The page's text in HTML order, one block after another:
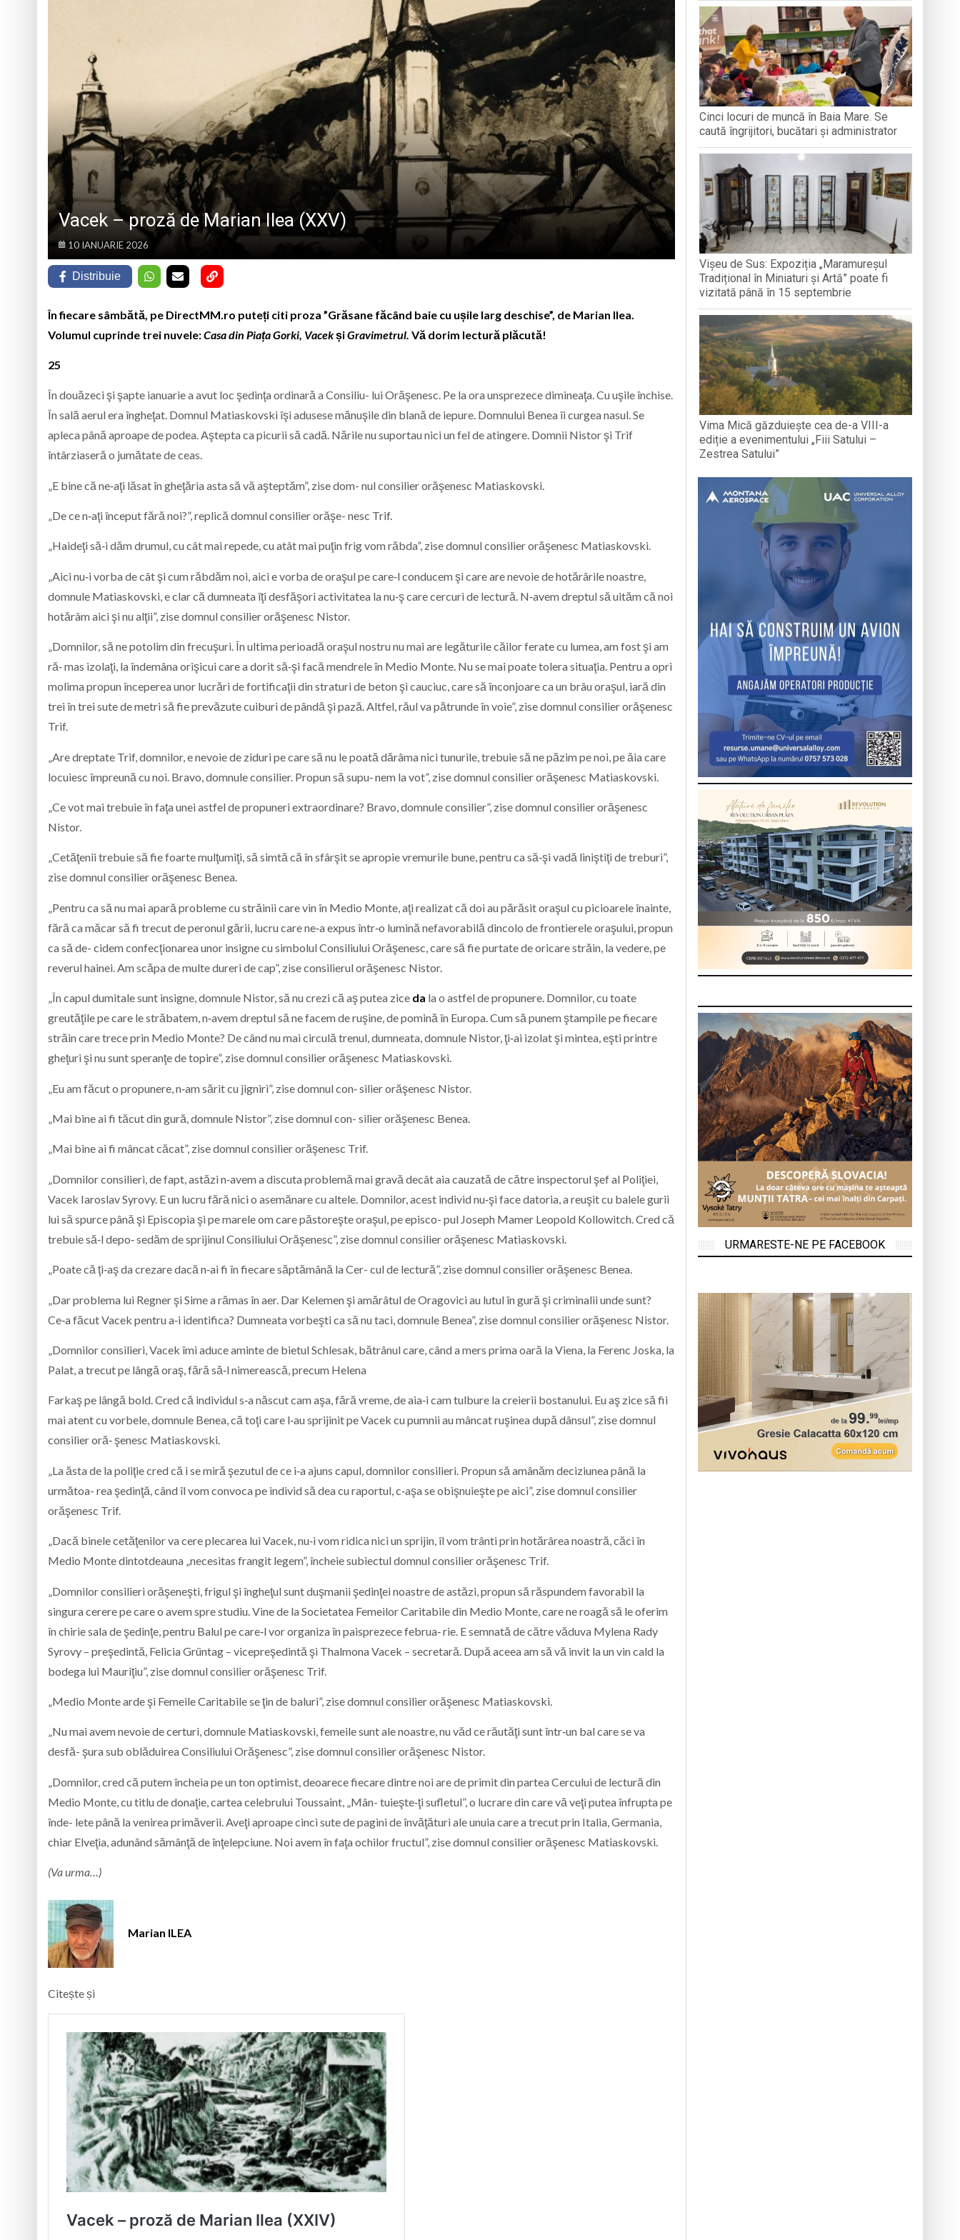
7 august 1950, s-a născut Viorel Costin „feciorul de pe Mara”
Prognoza meteo Maramureș, vineri 7 august 2026
Ansamblul Folcloric „Săliștenii” va urca pe scena Festivalului Internațional de Folclor „Cântecele Munților” de la Sibiu
6 august 1943, s-a născut Dan Grigore, pianistul care a transformat muzica într-o formă de sinceritate
CREDINȚA”
Vacek – proză de Marian Ilea (XXV)
10 IANUARIE 2026
Distribuie
În fiecare sâmbătă, pe DirectMM.ro puteți citi proza ”Grăsane făcând baie cu ușile larg deschise”, de Marian Ilea.
Volumul cuprinde trei nuvele:Casa din Piața Gorki, VacekșiGravimetrul. Vă dorim lectură plăcută!
25
În douăzeci şi şapte ianuarie a avut loc şedinţa ordinară a Consiliu- lui Orăşenesc. Pe la ora unsprezece dimineaţa. Cu uşile închise.
În sală aerul era îngheţat. Domnul Matiaskovski îşi adusese mănuşile din blană de iepure. Domnului Benea îi curgea nasul. Se
apleca până aproape de podea. Aştepta ca picurii să cadă. Nările nu suportau nici un fel de atingere. Domnii Nistor şi Trif
întârziaseră o jumătate de ceas.
„E bine că ne‑aţi lăsat în gheţăria asta să vă aşteptăm”, zise dom- nul consilier orăşenesc Matiaskovski.
„De ce n‑aţi început fără noi?”, replică domnul consilier orăşe- nesc Trif.
„Haideţi să‑i dăm drumul, cu cât mai repede, cu atât mai puţin frig vom răbda”, zise domnul consilier orăşenesc Matiaskovski.
„Aici nu‑i vorba de cât şi cum răbdăm noi, aici e vorba de oraşul pe care‑l conducem şi care are nevoie de hotărârile noastre,
domnule Matiaskovski, e clar că dumneata îţi desfăşori activitatea la nu‑ş care cercuri de lectură. N‑avem dreptul să uităm că noi
hotărâm aici şi nu alţii”, zise domnul consilier orăşenesc Nistor.
„Domnilor, să ne potolim din frecuşuri. În ultima perioadă oraşul nostru nu mai are legăturile căilor ferate cu lumea, am fost şi am
ră‑ mas izolaţi, la îndemâna orişicui care a dorit să‑şi facă mendrele în Medio Monte. Nu se mai poate tolera situaţia. Pentru a opri
molima propun începerea unor lucrări de fortificaţii din straturi de beton şi cauciuc, care să înconjoare ca un brâu oraşul, iară din
trei în trei sute de metri să fie prevăzute cuiburi de pândă şi pază. Altfel, răul va pătrunde în voie”, zise domnul consilier orăşenesc
Trif.
„Are dreptate Trif, domnilor, e nevoie de ziduri pe care să nu le poată dărâma nici tunurile, trebuie să ne păzim pe noi, pe ăia care
locuiesc împreună cu noi. Bravo, domnule consilier. Propun să supu‑ nem la vot”, zise domnul consilier orăşenesc Matiaskovski.
„Ce vot mai trebuie în faţa unei astfel de propuneri extraordinare? Bravo, domnule consilier”, zise domnul consilier orăşenesc
Nistor.
„Cetăţenii trebuie să fie foarte mulţumiţi, să simtă că în sfârşit se apropie vremurile bune, pentru ca să‑şi vadă liniştiţi de treburi”,
zise domnul consilier orăşenesc Benea.
„Pentru ca să nu mai apară probleme cu străinii care vin în Medio Monte, aţi realizat că doi au părăsit oraşul cu picioarele înainte,
fără ca măcar să fi trecut de peronul gării, lucru care ne‑a expus într‑o lumină nefavorabilă dincolo de frontierele oraşului, propun
ca să de- cidem confecţionarea unor insigne cu simbolul Consiliului Orăşenesc, care să fie purtate de oricare străin, la vedere, pe
reverul hainei. Am scăpa de multe dureri de cap”, zise consilierul orăşenesc Nistor.
„În capul dumitale sunt insigne, domnule Nistor, să nu crezi că aş putea zice da la o astfel de propunere. Domnilor, cu toate
greutăţile pe care le străbatem, n‑avem dreptul să ne facem de ruşine, de pomină în Europa. Cum să punem ştampile pe fiecare
străin care trece prin Medio Monte? De când nu mai circulă trenul, dumneata, domnule Nistor, ţi‑ai izolat şi mintea, eşti printre
gheţuri şi nu sunt speranţe de topire”, zise domnul consilier orăşenesc Matiaskovski.
„Eu am făcut o propunere, n‑am sărit cu jigniri”, zise domnul con‑ silier orăşenesc Nistor.
„Mai bine ai fi tăcut din gură, domnule Nistor”, zise domnul con- silier orăşenesc Benea.
„Mai bine ai fi mâncat căcat”, zise domnul consilier orăşenesc Trif.
„Domnilor consilieri, de fapt, astăzi n‑avem a discuta problemă mai gravă decât aia cauzată de către inspectorul şef al Poliţiei,
Vacek Iaroslav Syrovy. E un lucru fără nici o asemănare cu altele. Domnilor, acest individ nu‑şi face datoria, a reuşit cu balele gurii
lui să spurce până şi Episcopia şi pe marele om care păstoreşte oraşul, pe episco- pul Joseph Mamer Leopold Kollowitch. Cred că
trebuie să‑l depo‑ sedăm de sprijinul Consiliului Orăşenesc”, zise domnul consilier orăşenesc Matiaskovski.
„Poate că ţi‑aş da crezare dacă n‑ai fi în fiecare săptămână la Cer- cul de lectură”, zise domnul consilier orăşenesc Benea.
„Dar problema lui Regner şi Sime a rămas în aer. Dar Kelemen şi amărâtul de Oragovici au lutul în gură şi criminalii unde sunt?
Ce‑a făcut Vacek pentru a‑i identifica? Dumneata vorbeşti ca să nu taci, domnule Benea”, zise domnul consilier orăşenesc Nistor.
„Domnilor consilieri, Vacek îmi aduce aminte de bietul Schlesak, bătrânul care, când a mers prima oară la Viena, la Ferenc Joska, la
Palat, a trecut pe lângă oraş, fără să‑l nimerească, precum Helena
Farkaş pe lângă bold. Cred că individul s‑a născut cam aşa, fără vreme, de aia‑i cam tulbure la creierii bostanului. Eu aş zice să fii
mai atent cu vorbele, domnule Benea, că toţi care l‑au sprijinit pe Vacek cu pumnii au mâncat ruşinea după dânsul”, zise domnul
consilier oră‑ şenesc Matiaskovski.
„La ăsta de la poliţie cred că i se miră şezutul de ce i‑a ajuns capul, domnilor consilieri. Propun să amânăm deciziunea până la
următoa- rea şedinţă, când îl vom convoca pe individ să dea cu raportul, c‑aşa se obişnuieşte pe aici”, zise domnul consilier
orăşenesc Trif.
„Dacă binele cetăţenilor va cere plecarea lui Vacek, nu‑i vom ridica nici un sprijin, îl vom trânti prin hotărârea noastră, căci în
Medio Monte dintotdeauna „necesitas frangit legem”, încheie subiectul domnul consilier orăşenesc Trif.
„Domnilor consilieri orăşeneşti, frigul şi îngheţul sunt duşmanii şedinţei noastre de astăzi, propun să răspundem favorabil la
singura cerere pe care o avem spre studiu. Vine de la Societatea Femeilor Caritabile din Medio Monte, care ne roagă să le oferim
în chirie sala de şedinţe, pentru Balul pe care‑l vor organiza în paisprezece februa‑ rie. E semnată de către văduva Mylena Rady
Syrovy – preşedintă, Felicia Grüntag – vicepreşedintă şi Thalmona Vacek – secretară. După aceea am să vă invit la un vin cald la
bodega lui Mauriţiu”, zise domnul consilier orăşenesc Trif.
„Medio Monte arde şi Femeile Caritabile se ţin de baluri”, zise domnul consilier orăşenesc Matiaskovski.
„Nu mai avem nevoie de certuri, domnule Matiaskovski, femeile sunt ale noastre, nu văd ce răutăţi sunt într‑un bal care se va
desfă- şura sub oblăduirea Consiliului Orăşenesc”, zise domnul consilier orăşenesc Nistor.
„Domnilor, cred că putem încheia pe un ton optimist, deoarece fiecare dintre noi are de primit din partea Cercului de lectură din
Medio Monte, cu titlu de donaţie, cartea celebrului Toussaint, „Mân- tuieşte‑ţi sufletul”, o lucrare din care vă veţi putea înfrupta pe
înde- lete până la venirea primăverii. Aveţi aproape cinci sute de pagini de învăţături ale unuia care a trecut prin Italia, Germania,
chiar Elveţia, adunând sămânţă de înţelepciune. Noi avem în faţa ochilor fructul”, zise domnul consilier orăşenesc Matiaskovski.
(Va urma…)
Marian ILEA
Citește și
Cinci locuri de muncă în Baia Mare. Se
caută îngrijitori, bucătari și administrator
Vișeu de Sus: Expoziția „Maramureșul
Tradițional în Miniaturi și Artă” poate fi
vizitată până în 15 septembrie
Vima Mică găzduiește cea de-a VIII-a
ediție a evenimentului „Fiii Satului –
Zestrea Satului”
URMARESTE-NE PE FACEBOOK